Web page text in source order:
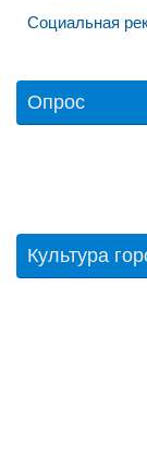
Социальная
Опрос
Культура